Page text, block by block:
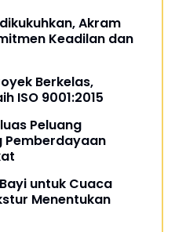
Akram
Keadilan dan
Berkelas,
ISO 9001:2015
Peluang
Pemberdayaan
untuk Cuaca
Menentukan